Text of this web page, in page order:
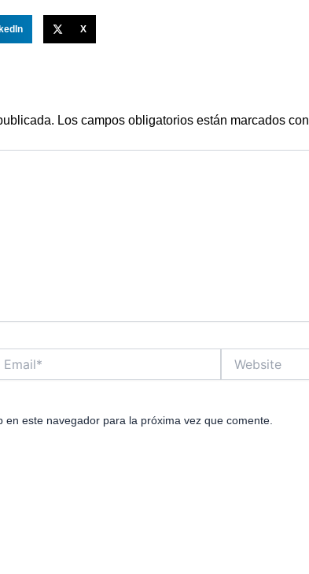
X
Los campos obligatorios están marcados con
este navegador para la próxima vez que comente.